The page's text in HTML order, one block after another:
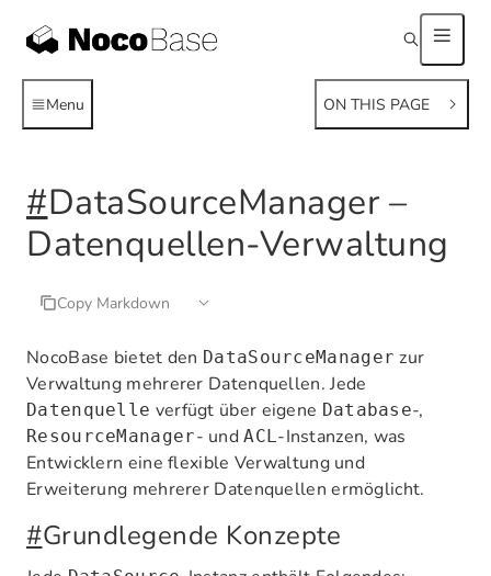
Menu ON THIS PAGE
#DataSourceManager –
Datenquellen-Verwaltung
Copy Markdown
NocoBase bietet den DataSourceManager zur
Verwaltung mehrerer Datenquellen. Jede
Datenquelle verfügt über eigene Database-,
ResourceManager- undACL-Instanzen, was
Entwicklern eine flexible Verwaltung und
Erweiterung mehrerer Datenquellen ermöglicht.
#Grundlegende Konzepte